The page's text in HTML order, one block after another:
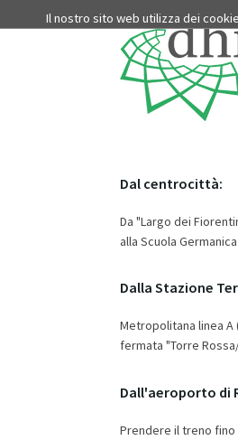
Il nostro sito web utilizza dei
Dal centrocittà:
Da "Largo dei
alla Scuola
Dalla Stazione
Metropolitana linea
fermata "Torre
Dall'aeroporto di
Prendere il treno fino